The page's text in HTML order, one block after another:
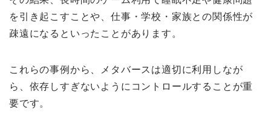
を引き起こすことや、仕事・学校・家族との関係性が
疎遠になるといったことがあります。
これらの事例から、メタバースは適切に利用しなが
ら、依存しすぎないようにコントロールすることが重
要です。